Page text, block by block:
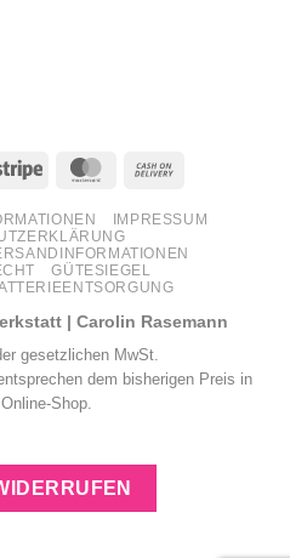
Stripe MasterCard
Delivery
IMPRESSUM
GÜTESIEGEL
| Carolin Rasemann
gesetzlichen MwSt.
dem bisherigen Preis in
Shop.